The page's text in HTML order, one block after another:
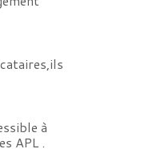
à
APL .